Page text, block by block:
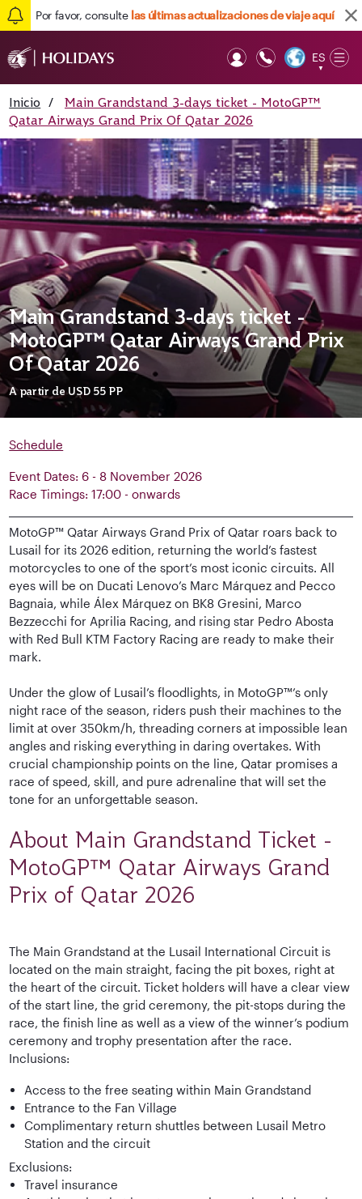
Por favor, consulte las últimas actualizaciones de viaje aquí
ES
▼
Inicio
/
Main Grandstand 3-days ticket - MotoGP™
Qatar Airways Grand Prix Of Qatar 2026
Main Grandstand 3-days ticket -
MotoGP™ Qatar Airways Grand Prix
Of Qatar 2026
A partir deUSD 55PP
Schedule
Event Dates: 6 - 8 November 2026
Race Timings: 17:00 - onwards
MotoGP™ Qatar Airways Grand Prix of Qatar roars back to
Lusail for its 2026 edition, returning the world’s fastest
motorcycles to one of the sport’s most iconic circuits. All
eyes will be on Ducati Lenovo’s Marc Márquez and Pecco
Bagnaia, while Álex Márquez on BK8 Gresini, Marco
Bezzecchi for Aprilia Racing, and rising star Pedro Abosta
with Red Bull KTM Factory Racing are ready to make their
mark.
Under the glow of Lusail’s floodlights, in MotoGP™’s only
night race of the season, riders push their machines to the
limit at over 350km/h, threading corners at impossible lean
angles and risking everything in daring overtakes. With
crucial championship points on the line, Qatar promises a
race of speed, skill, and pure adrenaline that will set the
tone for an unforgettable season.
About Main Grandstand Ticket -
MotoGP™ Qatar Airways Grand
Prix of Qatar 2026
The Main Grandstand at the Lusail International Circuit is
located on the main straight, facing the pit boxes, right at
the heart of the circuit. Ticket holders will have a clear view
of the start line, the grid ceremony, the pit-stops during the
race, the finish line as well as a view of the winner’s podium
ceremony and trophy presentation after the race.
Inclusions:
Access to the free seating within Main Grandstand
Entrance to the Fan Village
Complimentary return shuttles between Lusail Metro
Station and the circuit
Exclusions:
Travel insurance